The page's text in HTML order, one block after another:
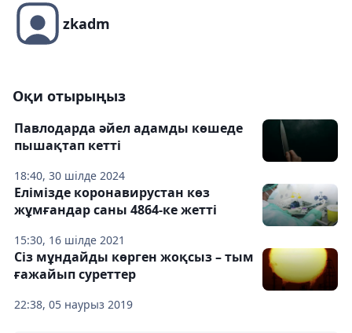
zkadm
Оқи отырыңыз
18:40, 30 шілде 2024
Павлодарда әйел адамды көшеде
пышақтап кетті
15:30, 16 шілде 2021
Елімізде коронавирустан көз
жұмғандар саны 4864-ке жетті
22:38, 05 наурыз 2019
Сіз мұндайды көрген жоқсыз – тым
ғажайып суреттер